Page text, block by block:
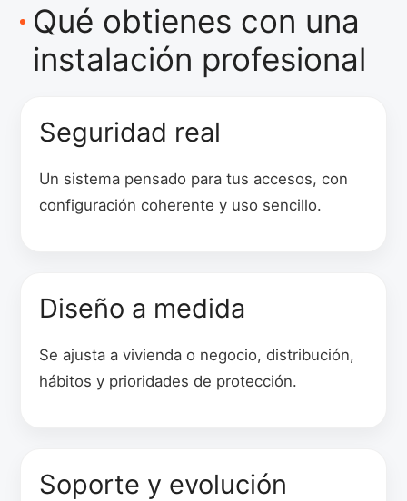
Qué obtienes con una
instalación profesional
Seguridad real
Un sistema pensado para tus accesos, con
configuración coherente y uso sencillo.
Diseño a medida
Se ajusta a vivienda o negocio, distribución,
hábitos y prioridades de protección.
Soporte y evolución